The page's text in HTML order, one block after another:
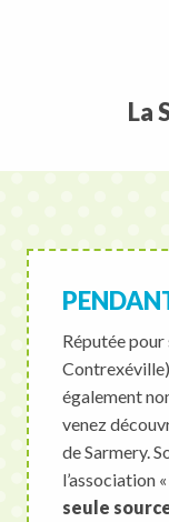
La
Réputée pour
également
venez
de Sarmery.
l’association
seule